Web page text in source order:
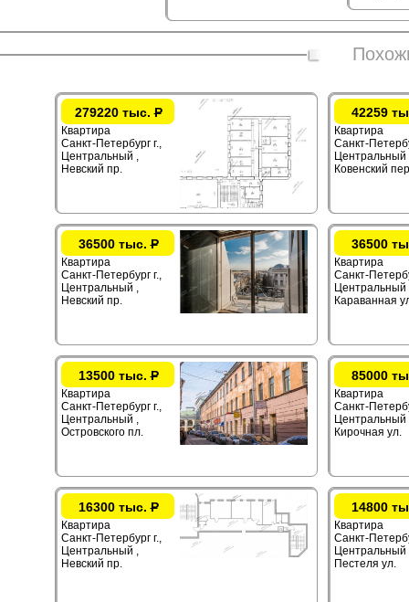
279220 тыс.Р
Квартира
Санкт-Петербург г.,
Центральный ,
Невский пр.
42259
Квартира
Санкт-
Центральный
Ковенский
36500 тыс.Р
Квартира
Санкт-Петербург г.,
Центральный ,
Невский пр.
36500
Квартира
Санкт-
Центральный
Караванная
13500 тыс.Р
Квартира
Санкт-Петербург г.,
Центральный ,
Островского пл.
85000
Квартира
Санкт-
Центральный
Кирочная ул.
16300 тыс.Р
Квартира
Санкт-Петербург г.,
Центральный ,
Невский пр.
14800
Квартира
Санкт-
Центральный
Пестеля ул.